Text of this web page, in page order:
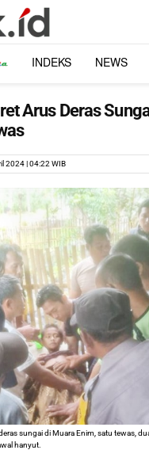
INDEKS NEWS
Arus Deras
2024 | 04:22 WIB
sungai di Muara Enim, satu tewas,
hanyut.